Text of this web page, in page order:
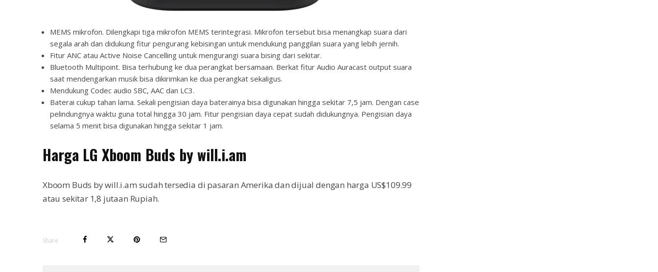
MEMS mikrofon. Dilengkapi tiga mikrofon MEMS terintegrasi. Mikrofon tersebut bisa menangkap suara dari
segala arah dan didukung fitur pengurang kebisingan untuk mendukung panggilan suara yang lebih jernih.
Fitur ANC atau Active Noise Cancelling untuk mengurangi suara bising dari sekitar.
Bluetooth Multipoint. Bisa terhubung ke dua perangkat bersamaan. Berkat fitur Audio Auracast output suara
saat mendengarkan musik bisa dikirimkan ke dua perangkat sekaligus.
Mendukung Codec audio SBC, AAC dan LC3.
Baterai cukup tahan lama. Sekali pengisian daya baterainya bisa digunakan hingga sekitar 7,5 jam. Dengan case
pelindungnya waktu guna total hingga 30 jam. Fitur pengisian daya cepat sudah didukungnya. Pengisian daya
selama 5 menit bisa digunakan hingga sekitar 1 jam.
Harga LG Xboom Buds by will.i.am
Xboom Buds by will.i.am sudah tersedia di pasaran Amerika dan dijual dengan harga US$109.99
atau sekitar 1,8 jutaan Rupiah.
Share